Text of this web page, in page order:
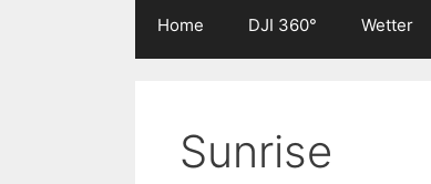
Home DJI 360° Wetter
Sunrise